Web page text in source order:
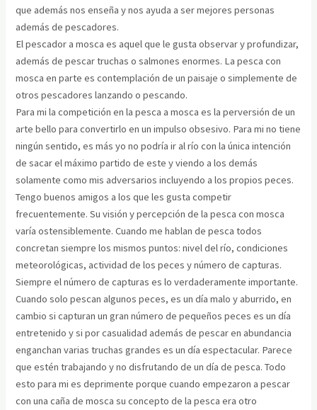
que además nos enseña y nos ayuda a ser mejores personas
además de pescadores.
El pescador a mosca es aquel que le gusta observar y profundizar,
además de pescar truchas o salmones enormes. La pesca con
mosca en parte es contemplación de un paisaje o simplemente de
otros pescadores lanzando o pescando.
Para mi la competición en la pesca a mosca es la perversión de un
arte bello para convertirlo en un impulso obsesivo. Para mi no tiene
ningún sentido, es más yo no podría ir al río con la única intención
de sacar el máximo partido de este y viendo a los demás
solamente como mis adversarios incluyendo a los propios peces.
Tengo buenos amigos a los que les gusta competir
frecuentemente. Su visión y percepción de la pesca con mosca
varía ostensiblemente. Cuando me hablan de pesca todos
concretan siempre los mismos puntos: nivel del río, condiciones
meteorológicas, actividad de los peces y número de capturas.
Siempre el número de capturas es lo verdaderamente importante.
Cuando solo pescan algunos peces, es un día malo y aburrido, en
cambio si capturan un gran número de pequeños peces es un día
entretenido y si por casualidad además de pescar en abundancia
enganchan varias truchas grandes es un día espectacular. Parece
que estén trabajando y no disfrutando de un día de pesca. Todo
esto para mi es deprimente porque cuando empezaron a pescar
con una caña de mosca su concepto de la pesca era otro